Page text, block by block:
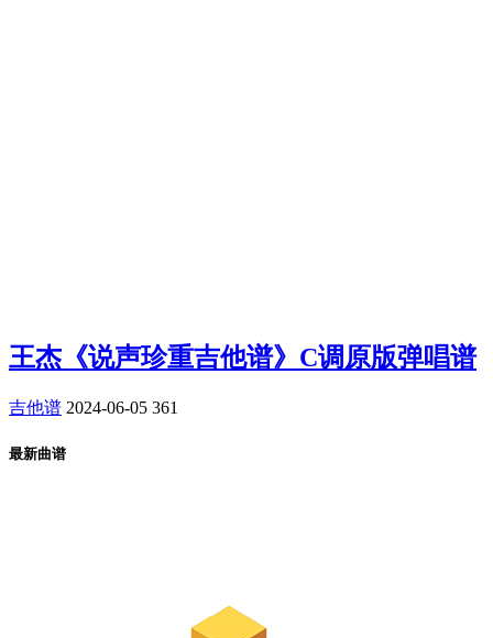
王杰《说声珍重吉他谱》C调原版弹唱谱
吉他谱 2024-06-05 361
最新曲谱